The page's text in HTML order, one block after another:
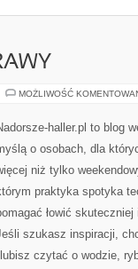
MOŻLIWOŚĆ
haller.pl to blog
o osobach, dla
niż tylko
praktyka spotyka
łowić
szukasz inspiracji,
czytać o wodzie,